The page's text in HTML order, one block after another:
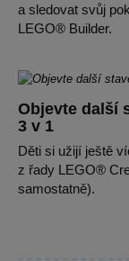
a sledovat svůj
LEGO® Builder.
Objevte další
3 v 1
Děti si užijí ještě
z řady LEGO®
samostatně).